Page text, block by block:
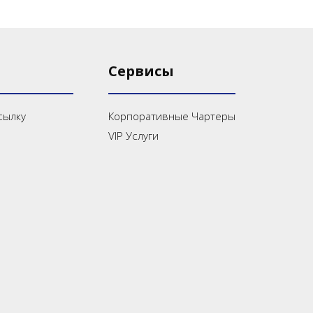
Сервисы
Корпоративные Чартеры
VIP Услуги